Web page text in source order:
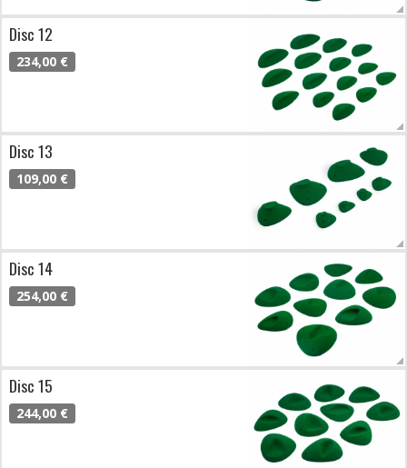
Disc 12
234,00 €
Disc 13
109,00 €
Disc 14
254,00 €
Disc 15
244,00 €